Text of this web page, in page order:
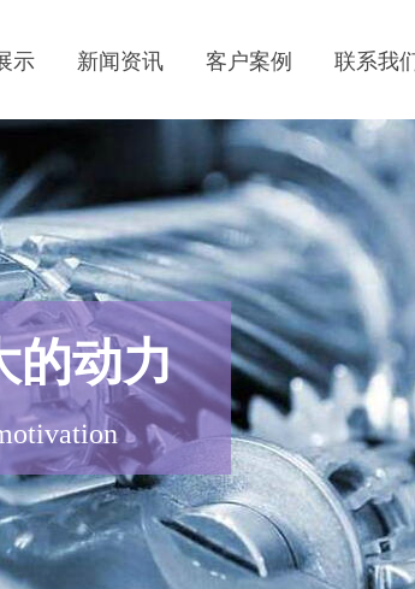
示 新闻资讯 客户案例 联系我
的动力